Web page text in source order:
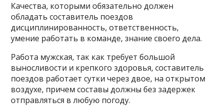
Качества, которыми обязательно должен
обладать составитель поездов
дисциплинированность, ответственность,
умение работать в команде, знание своего дела.
Работа мужская, так как требует большой
выносливости и крепкого здоровья, составитель
поездов работает сутки через двое, на открытом
воздухе, причем составы должны без задержек
отправляться в любую погоду.